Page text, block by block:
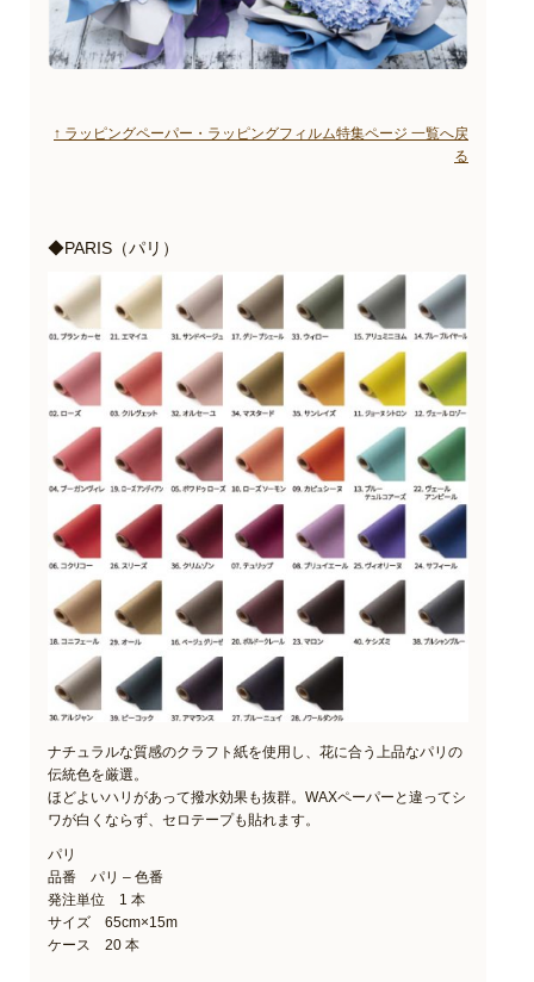
↑ ラッピングペーパー・ラッピングフィルム特集ページ 一覧へ戻
る
◆PARIS（パリ）
ナチュラルな質感のクラフト紙を使用し、花に合う上品なパリの
伝統色を厳選。
ほどよいハリがあって撥水効果も抜群。WAXペーパーと違ってシ
ワが白くならず、セロテープも貼れます。
パリ
品番 パリ – 色番
発注単位 1 本
サイズ 65cm×15m
ケース 20 本